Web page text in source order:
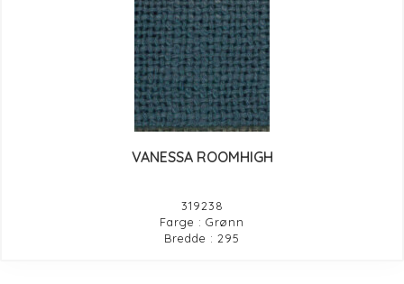
VANESSA ROOMHIGH
319238
Farge : Grønn
Bredde : 295